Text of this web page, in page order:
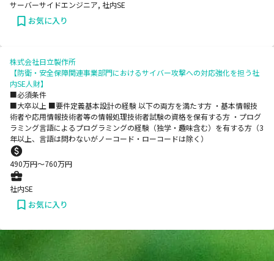
サーバーサイドエンジニア, 社内SE
お気に入り
株式会社日立製作所
【防衛・安全保障関連事業部門におけるサイバー攻撃への対応強化を担う社
内SE人財】
■必須条件
■大卒以上 ■要件定義基本設計の経験 以下の両方を満たす方 ・基本情報技
術者や応用情報技術者等の情報処理技術者試験の資格を保有する方 ・プログ
ラミング言語によるプログラミングの経験（独学・趣味含む）を有する方（3
年以上、言語は問わないがノーコード・ローコードは除く）
490万円〜760万円
社内SE
お気に入り